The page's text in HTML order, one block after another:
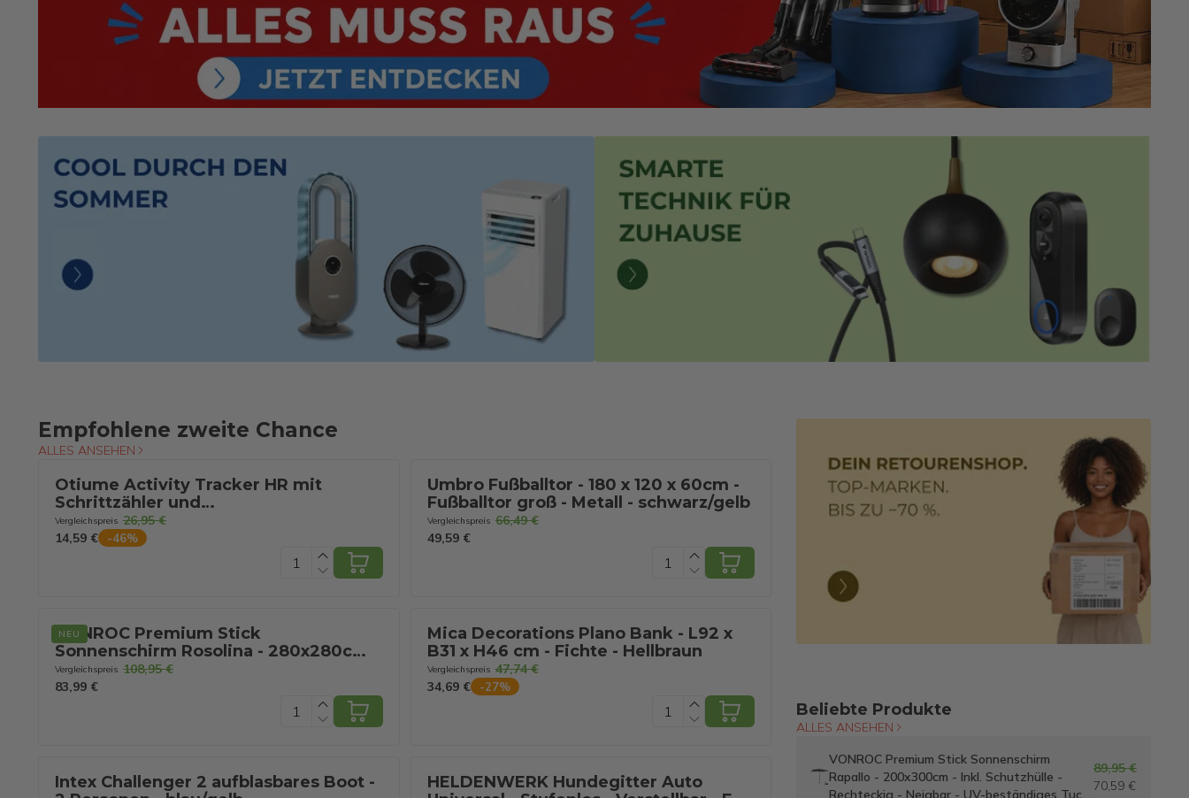
Empfohlene zweite Chance
ALLES ANSEHEN
Otiume Activity Tracker HR mit
Schrittzähler und
Herzfrequenzmesser - Sportuhr -
Smartwatch - Schwarz für Frauen,
Männer und Kinder - Fitness Tracker -
Vergleichspreis 26,95 €
14,59 €
-46%
Umbro Fußballtor - 180 x 120 x 60cm -
Fußballtor groß - Metall - schwarz/gelb
Vergleichspreis 66,49 €
49,59 €
NEU
VONROC Premium Stick
Sonnenschirm Rosolina - 280x280cm -
Inkl. Schutzhülle - Quadratisch -
Neigbar - UV-beständiges Tuch - Grau
Vergleichspreis 108,95 €
83,99 €
Mica Decorations Plano Bank - L92 x
B31 x H46 cm - Fichte - Hellbraun
Vergleichspreis 47,74 €
34,69 €
-27%
Intex Challenger 2 aufblasbares Boot -
HELDENWERK Hundegitter Auto
Beliebte Produkte
ALLES ANSEHEN
VONROC Premium Stick Sonnenschirm
Rapallo - 200x300cm - Inkl. Schutzhülle -
Rechteckig - Neigbar - UV-beständiges Tuch
89,95 €
70,59 €